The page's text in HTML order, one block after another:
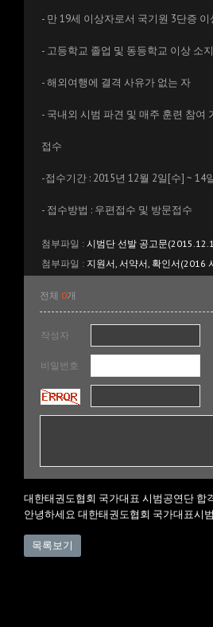
- 만 19세 이상자로서 국기원 3단증
- 고등학교 졸업 및 동등학교 이상 소
- 해외여행에 결격 사유가 없는 자
- 국내외 시범 파견 및 매주 훈련 참여
접수
-접수기간 : 2015년 12월 2일[수] ~ 14
- 접수방법 : 우편접수 및 방문접수
첨부파일 : 시범단 선발 공고문
첨부파일 : 지원서, 서약서, 확인서(2016
전체 0개
작성자
비밀번호
대한태권도협회 국가대표 시범공연단 합
목록보기